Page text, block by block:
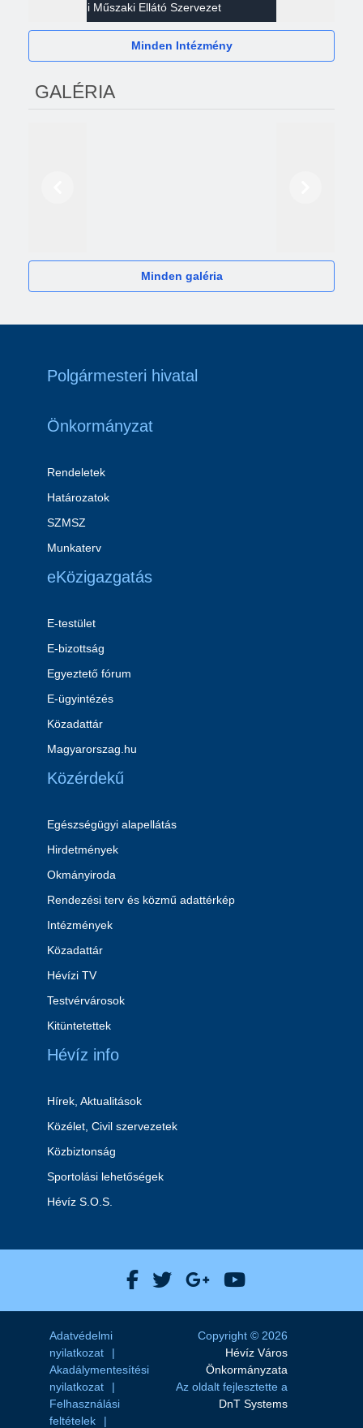
Gazdasági Műszaki Ellátó Szervezet
Minden Intézmény
GALÉRIA
Minden galéria
Polgármesteri hivatal
Önkormányzat
Rendeletek
Határozatok
SZMSZ
Munkaterv
eKözigazgatás
E-testület
E-bizottság
Egyeztető fórum
E-ügyintézés
Közadattár
Magyarorszag.hu
Közérdekű
Egészségügyi alapellátás
Hirdetmények
Okmányiroda
Rendezési terv és közmű adattérkép
Intézmények
Közadattár
Hévízi TV
Testvérvárosok
Kitüntetettek
Hévíz info
Hírek, Aktualitások
Közélet, Civil szervezetek
Közbiztonság
Sportolási lehetőségek
Hévíz S.O.S.
Hévíz Város Facebook
Hévíz Város X
Hévíz Város
Hévíz Város
Adatvédelmi
nyilatkozat
Akadálymentesítési
nyilatkozat
Felhasználási
feltételek
Copyright © 2026
Hévíz Város
Önkormányzata
Az oldalt fejlesztette a
DnT Systems